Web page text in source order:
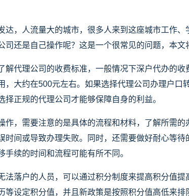
达，人流量大的城市，很多人来到这座城市工作
司还是自己操作呢？这是一个很常见的问题，本文
解代理公司的收费标准，一般情况下深户代办的
，大约在500元左右。如果选择代理公司办理户口
择正规的代理公司才能够保障自身的利益。
作，需要注意的是具体的流程和材料，了解所需
时间或导致办理失败。同时，还需要做好耐心等
手续的时间和流程可能有所不同。
法落户的人员，可以通过积分制度来提高积分值提
等设定积分值，并且新政策是按照积分值高低来